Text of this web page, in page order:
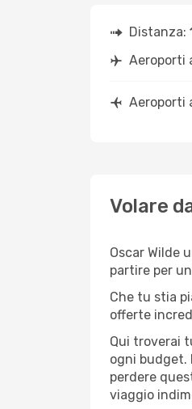
Distanza:
Aeroporti
Aeroporti
Volare
Oscar Wilde
partire per
Che tu stia
offerte
Qui troverai
ogni budget.
perdere
viaggio